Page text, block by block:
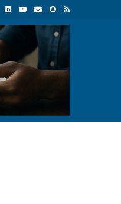
em Angola levanta debate